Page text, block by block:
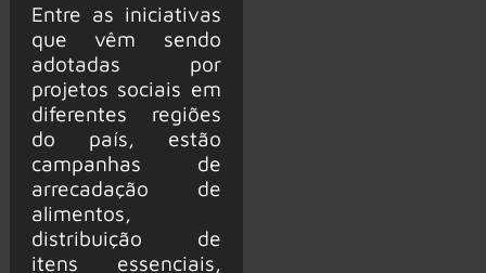
Entre as iniciativas
que vêm sendo
adotadas por
projetos sociais em
diferentes regiões
do país, estão
campanhas de
arrecadação de
alimentos,
distribuição de
itens essenciais,